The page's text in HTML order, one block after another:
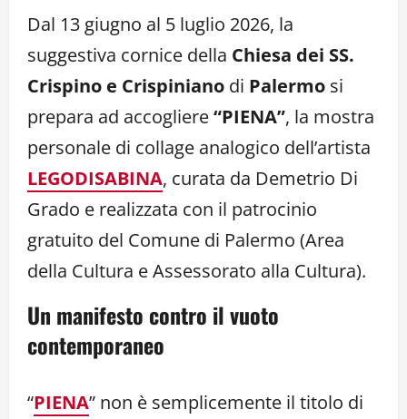
Dal 13 giugno al 5 luglio 2026, la
suggestiva cornice della Chiesa dei SS.
Crispino e Crispiniano di Palermo si
prepara ad accogliere“PIENA”, la mostra
personale di collage analogico dell’artista
LEGODISABINA, curata da Demetrio Di
Grado e realizzata con il patrocinio
gratuito del Comune di Palermo (Area
della Cultura e Assessorato alla Cultura).
Un manifesto contro il vuoto
contemporaneo
“PIENA” non è semplicemente il titolo di